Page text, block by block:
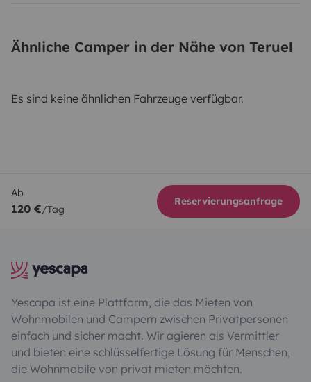
Ähnliche Camper in der Nähe von Teruel
Es sind keine ähnlichen Fahrzeuge verfügbar.
Ab
120 €/Tag
Reservierungsanfrage
Yescapa ist eine Plattform, die das Mieten von
Wohnmobilen und Campern zwischen Privatpersonen
einfach und sicher macht. Wir agieren als Vermittler
und bieten eine schlüsselfertige Lösung für Menschen,
die Wohnmobile von privat mieten möchten.